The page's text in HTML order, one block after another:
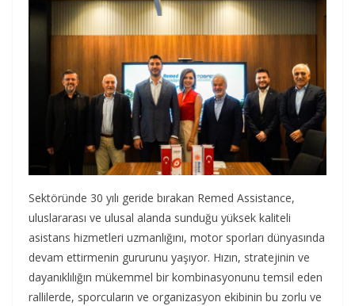
Sektöründe 30 yılı geride bırakan Remed Assistance,
uluslararası ve ulusal alanda sunduğu yüksek kaliteli
asistans hizmetleri uzmanlığını, motor sporları dünyasında
devam ettirmenin gururunu yaşıyor. Hızın, stratejinin ve
dayanıklılığın mükemmel bir kombinasyonunu temsil eden
rallilerde, sporcuların ve organizasyon ekibinin bu zorlu ve